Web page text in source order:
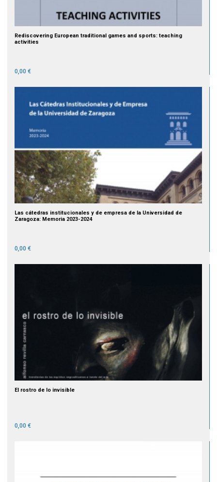
Rediscovering European traditional games and sports: teaching
activities
0,00 €
Las cátedras institucionales y de empresa de la Universidad de
Zaragoza: Memoria 2023-2024
0,00 €
El rostro de lo invisible
0,00 €